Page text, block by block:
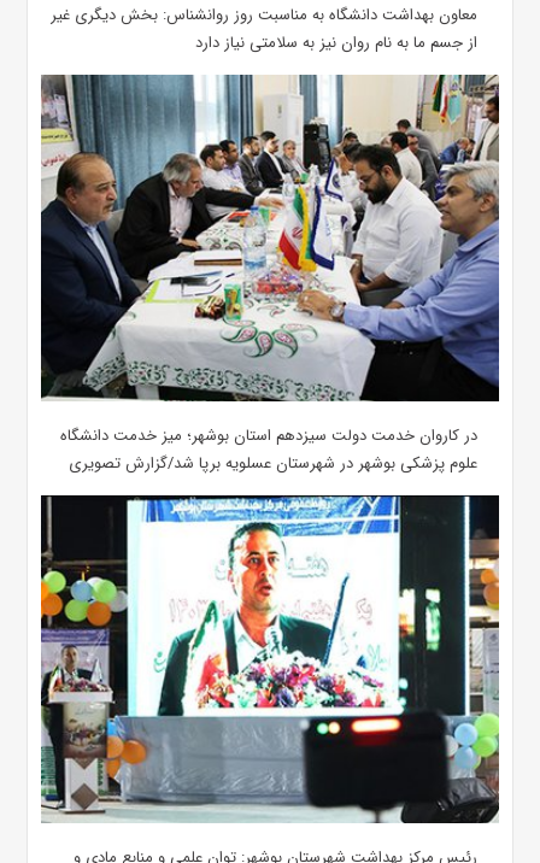
معاون بهداشت دانشگاه به مناسبت روز روانشناس: بخش دیگری غیر
از جسم ما به نام روان نیز به سلامتی نیاز دارد
در کاروان خدمت دولت سیزدهم استان بوشهر؛ میز خدمت دانشگاه
علوم پزشکی بوشهر در شهرستان عسلویه برپا شد/گزارش تصویری
رئیس مرکز بهداشت شهرستان بوشهر: توان علمی و منابع مادی و